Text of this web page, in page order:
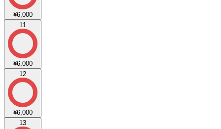
¥6,000
11
¥6,000
12
¥6,000
13